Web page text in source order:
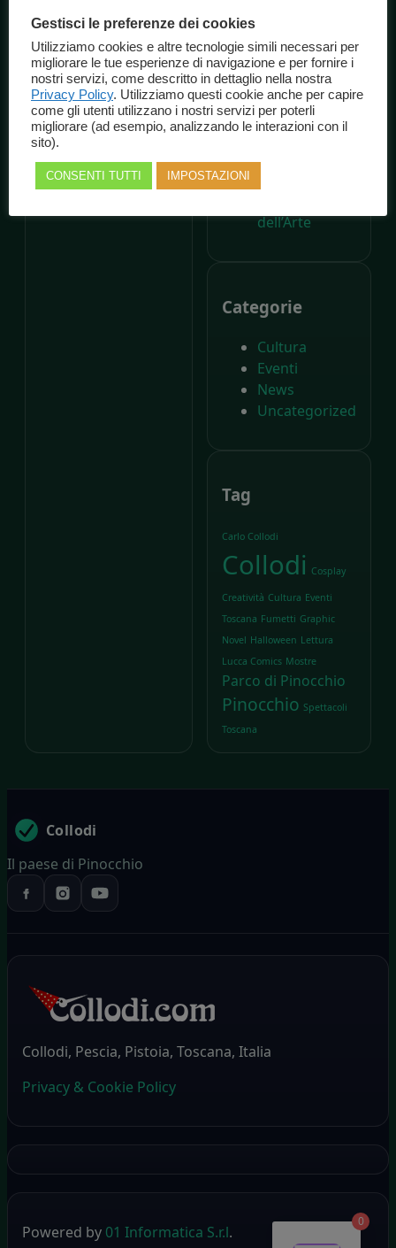
A 200 anni
dalla nascita di
Carlo Collodi,
Il Parco di
Pinocchio
compie
dell’Arte
Categorie
Cultura
Eventi
News
Uncategorized
Tag
Carlo Collodi
Collodi Cosplay
Creatività Cultura Eventi
Toscana Fumetti Graphic
Novel Halloween Lettura
Lucca Comics Mostre
Parco di Pinocchio
Pinocchio Spettacoli
Toscana
Collodi
Il paese di Pinocchio
Collodi, Pescia, Pistoia, Toscana, Italia
Privacy & Cookie Policy
Powered by 01 Informatica S.r.l.
Gestisci le preferenze dei cookies
Utilizziamo cookies e altre tecnologie simili necessari per
migliorare le tue esperienze di navigazione e per fornire i
nostri servizi, come descritto in dettaglio nella nostra
Privacy Policy. Utilizziamo questi cookie anche per capire
come gli utenti utilizzano i nostri servizi per poterli
migliorare (ad esempio, analizzando le interazioni con il
sito).
CONSENTI TUTTI IMPOSTAZIONI
0